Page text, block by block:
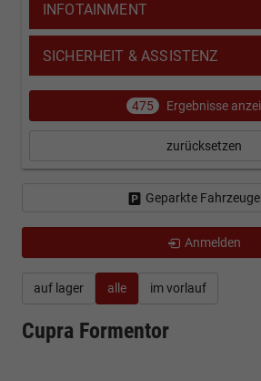
auf lager alle im vorlauf
Cupra Formentor
INFOTAINMENT
SICHERHEIT & ASSISTENZ
475 Ergebnisse
zurücksetzen
Geparkte
Anmelden